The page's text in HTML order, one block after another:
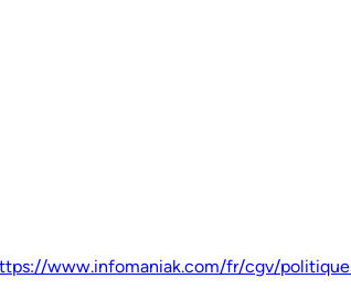
www.infomaniak.com/fr/cgv/